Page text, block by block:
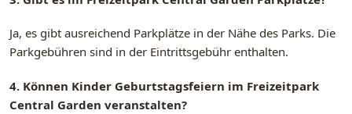
Ja, es gibt ausreichend Parkplätze in der Nähe des Parks. Die
Parkgebühren sind in der Eintrittsgebühr enthalten.
4. Können Kinder Geburtstagsfeiern im Freizeitpark
Central Garden veranstalten?